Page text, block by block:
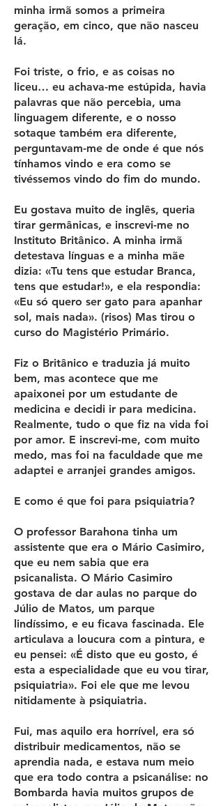
minha irmã somos a primeira
geração, em cinco, que não nasceu
lá.
Foi triste, o frio, e as coisas no
liceu… eu achava-me estúpida, havia
palavras que não percebia, uma
linguagem diferente, e o nosso
sotaque também era diferente,
perguntavam-me de onde é que nós
tínhamos vindo e era como se
tivéssemos vindo do fim do mundo.
Eu gostava muito de inglês, queria
tirar germânicas, e inscrevi-me no
Instituto Britânico. A minha irmã
detestava línguas e a minha mãe
dizia: «Tu tens que estudar Branca,
tens que estudar!», e ela respondia:
«Eu só quero ser gato para apanhar
sol, mais nada». (risos) Mas tirou o
curso do Magistério Primário.
Fiz o Britânico e traduzia já muito
bem, mas acontece que me
apaixonei por um estudante de
medicina e decidi ir para medicina.
Realmente, tudo o que fiz na vida foi
por amor. E inscrevi-me, com muito
medo, mas foi na faculdade que me
adaptei e arranjei grandes amigos.
E como é que foi para psiquiatria?
O professor Barahona tinha um
assistente que era o Mário Casimiro,
que eu nem sabia que era
psicanalista. O Mário Casimiro
gostava de dar aulas no parque do
Júlio de Matos, um parque
lindíssimo, e eu ficava fascinada. Ele
articulava a loucura com a pintura, e
eu pensei: «É disto que eu gosto, é
esta a especialidade que eu vou tirar,
psiquiatria». Foi ele que me levou
nitidamente à psiquiatria.
Fui, mas aquilo era horrível, era só
distribuir medicamentos, não se
aprendia nada, e estava num meio
que era todo contra a psicanálise: no
Bombarda havia muitos grupos de